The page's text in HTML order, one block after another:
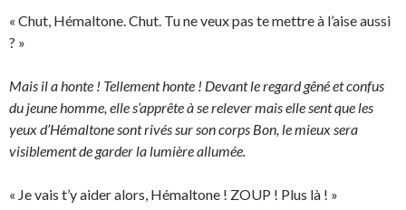
« Chut, Hémaltone. Chut. Tu ne veux pas te mettre à l’aise aussi
? »
Mais il a honte ! Tellement honte ! Devant le regard gêné et confus
du jeune homme, elle s’apprête à se relever mais elle sent que les
yeux d’Hémaltone sont rivés sur son corps Bon, le mieux sera
visiblement de garder la lumière allumée.
« Je vais t’y aider alors, Hémaltone ! ZOUP ! Plus là ! »